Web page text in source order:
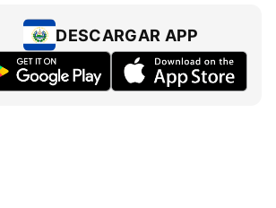
DESCARGAR APP